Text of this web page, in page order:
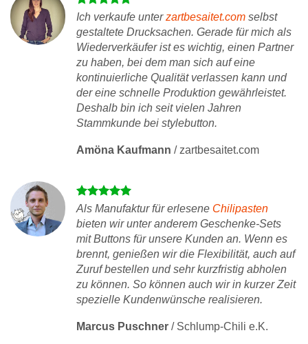
Ich verkaufe unterzartbesaitet.com selbst
gestaltete Drucksachen. Gerade für mich als
Wiederverkäufer ist es wichtig, einen Partner
zu haben, bei dem man sich auf eine
kontinuierliche Qualität verlassen kann und
der eine schnelle Produktion gewährleistet.
Deshalb bin ich seit vielen Jahren
Stammkunde bei stylebutton.
Amöna Kaufmann / zartbesaitet.com
Als Manufaktur für erlesene Chilipasten
bieten wir unter anderem Geschenke-Sets
mit Buttons für unsere Kunden an. Wenn es
brennt, genießen wir die Flexibilität, auch auf
Zuruf bestellen und sehr kurzfristig abholen
zu können. So können auch wir in kurzer Zeit
spezielle Kundenwünsche realisieren.
Marcus Puschner / Schlump-Chili e.K.